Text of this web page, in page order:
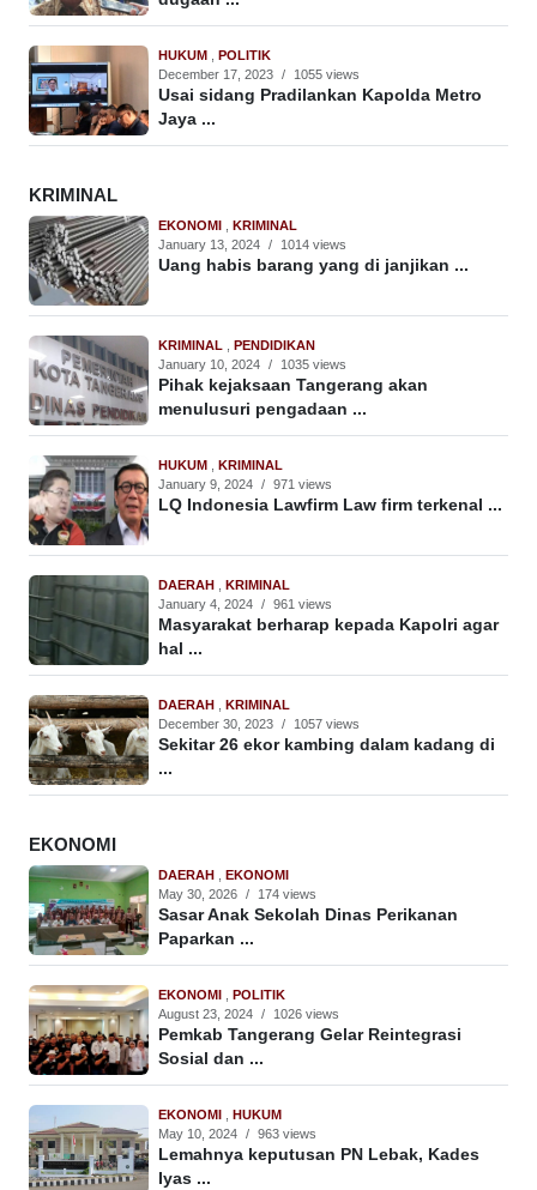
HUKUM , POLITIK
December 17, 2023 / 1055 views
Usai sidang Pradilankan Kapolda Metro
Jaya ...
KRIMINAL
EKONOMI , KRIMINAL
January 13, 2024 / 1014 views
Uang habis barang yang di janjikan ...
KRIMINAL , PENDIDIKAN
January 10, 2024 / 1035 views
Pihak kejaksaan Tangerang akan
menulusuri pengadaan ...
HUKUM , KRIMINAL
January 9, 2024 / 971 views
LQ Indonesia Lawfirm Law firm terkenal ...
DAERAH , KRIMINAL
January 4, 2024 / 961 views
Masyarakat berharap kepada Kapolri agar
hal ...
DAERAH , KRIMINAL
December 30, 2023 / 1057 views
Sekitar 26 ekor kambing dalam kadang di
...
EKONOMI
DAERAH , EKONOMI
May 30, 2026 / 174 views
Sasar Anak Sekolah Dinas Perikanan
Paparkan ...
EKONOMI , POLITIK
August 23, 2024 / 1026 views
Pemkab Tangerang Gelar Reintegrasi
Sosial dan ...
EKONOMI , HUKUM
May 10, 2024 / 963 views
Lemahnya keputusan PN Lebak, Kades
Iyas ...